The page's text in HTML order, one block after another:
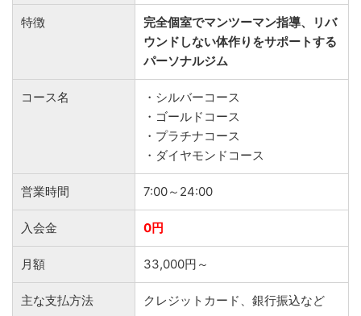
特徴
完全個室でマンツーマン指導、リバ
ウンドしない体作りをサポートする
パーソナルジム
コース名
・シルバーコース
・ゴールドコース
・プラチナコース
・ダイヤモンドコース
営業時間 7:00～24:00
入会金 0円
月額 33,000円～
主な支払方法 クレジットカード、銀行振込など